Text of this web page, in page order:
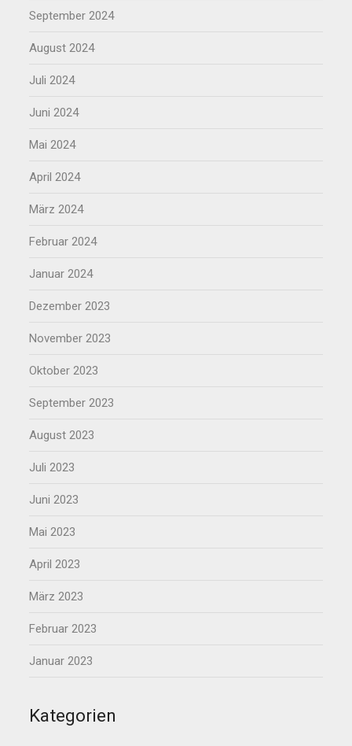
September 2024
August 2024
Juli 2024
Juni 2024
Mai 2024
April 2024
März 2024
Februar 2024
Januar 2024
Dezember 2023
November 2023
Oktober 2023
September 2023
August 2023
Juli 2023
Juni 2023
Mai 2023
April 2023
März 2023
Februar 2023
Januar 2023
Kategorien